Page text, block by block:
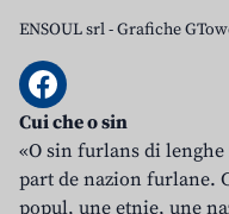
ENSOUL srl-Grafiche
Cui che o sin
«O sin furlans di
part de nazion furlane.
popul, une etnie, une